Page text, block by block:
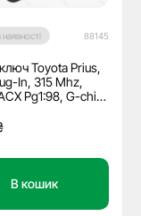
88145
Toyota Prius,
In, 315 Mhz,
Pg1:98, G-chip,
В кошик